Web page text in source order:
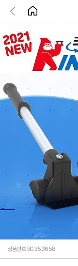
상품번호 B0353658